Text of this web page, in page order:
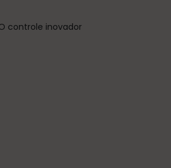
controle inovador